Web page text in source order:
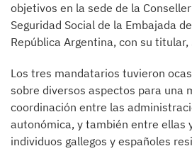
objetivos en la sede de la
Seguridad Social de la Embajada
República Argentina, con su titular,
Los tres mandatarios tuvieron
sobre diversos aspectos para una
coordinación entre las
autonómica, y también entre ellas
individuos gallegos y españoles